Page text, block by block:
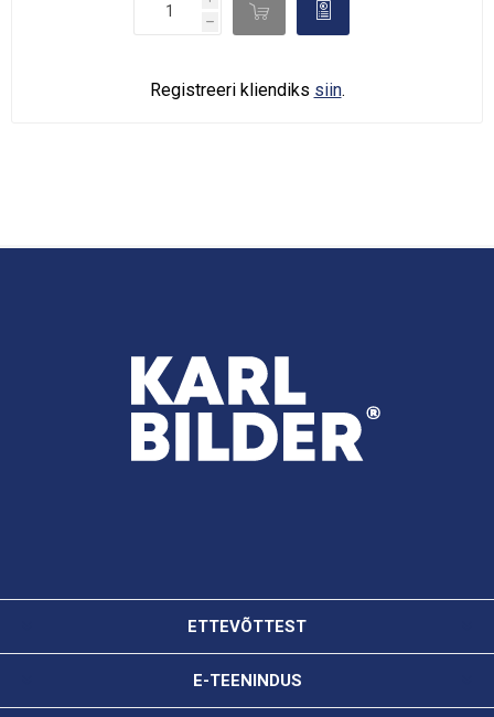
h
d 
Registreeri kliendiks siin.
ETTEVÕTTEST
E-TEENINDUS